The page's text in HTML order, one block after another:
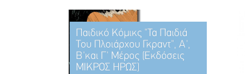
Παιδικό Κόμικς "Τα Παιδιά
Του Πλοιάρχου Γκραντ", Α',
Β'και Γ' Μέρος (Εκδόσεις
ΜΙΚΡΟΣ ΗΡΩΣ)